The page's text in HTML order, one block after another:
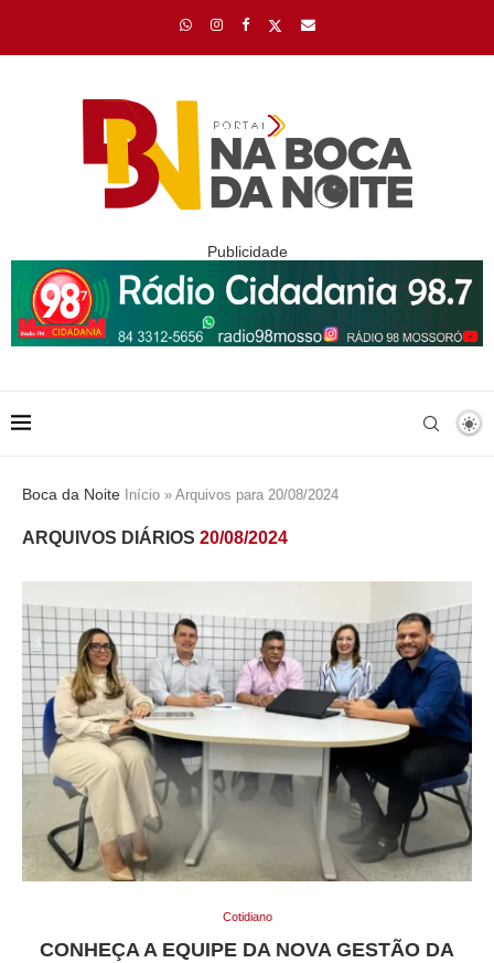
Publicidade
Boca da Noite Início » Arquivos para 20/08/2024
ARQUIVOS DIÁRIOS 20/08/2024
Cotidiano
CONHEÇA A EQUIPE DA NOVA GESTÃO DA